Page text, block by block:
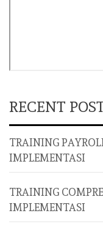
RECENT
TRAINING
IMPLEMENTASI
TRAINING
IMPLEMENTASI